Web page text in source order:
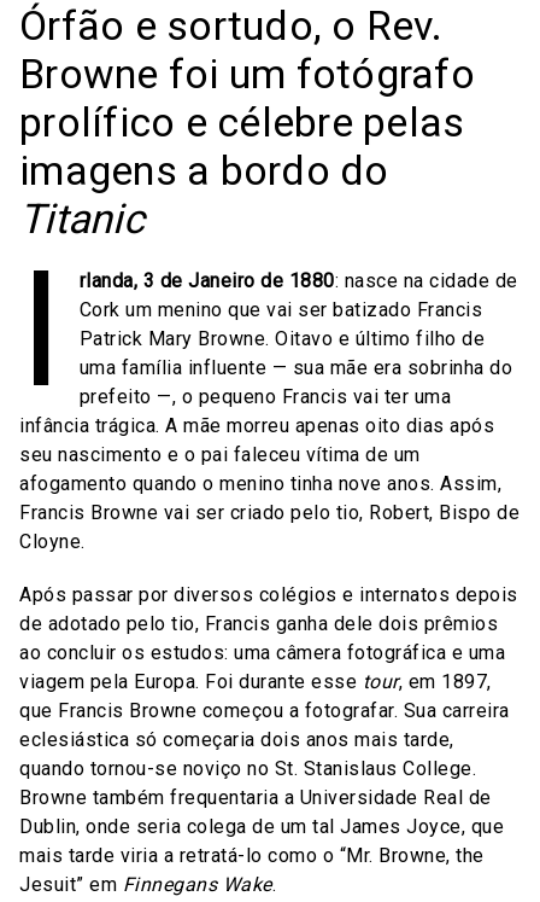
Órfão e sortudo, o Rev.
Browne foi um fotógrafo
prolífico e célebre pelas
imagens a bordo do
Titanic
I rlanda, 3 de Janeiro de 1880: nasce na cidade de
Cork um menino que vai ser batizado Francis
Patrick Mary Browne. Oitavo e último filho de
uma família influente — sua mãe era sobrinha do
prefeito —, o pequeno Francis vai ter uma
infância trágica. A mãe morreu apenas oito dias após
seu nascimento e o pai faleceu vítima de um
afogamento quando o menino tinha nove anos. Assim,
Francis Browne vai ser criado pelo tio, Robert, Bispo de
Cloyne.
Após passar por diversos colégios e internatos depois
de adotado pelo tio, Francis ganha dele dois prêmios
ao concluir os estudos: uma câmera fotográfica e uma
viagem pela Europa. Foi durante esse tour, em 1897,
que Francis Browne começou a fotografar. Sua carreira
eclesiástica só começaria dois anos mais tarde,
quando tornou-se noviço no St. Stanislaus College.
Browne também frequentaria a Universidade Real de
Dublin, onde seria colega de um tal James Joyce, que
mais tarde viria a retratá-lo como o “Mr. Browne, the
Jesuit” em Finnegans Wake.